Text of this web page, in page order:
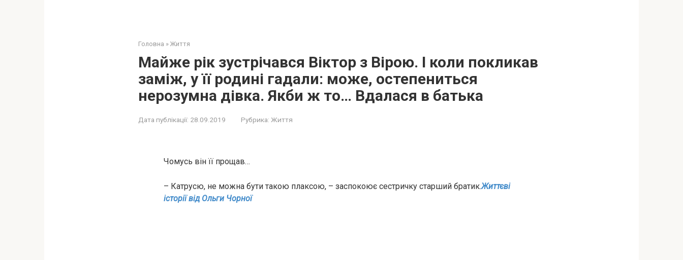
Головна » Життя
Майже рік зустрічався Віктор з Вірою. І коли покликав
заміж, у її родині гадали: може, остепениться
нерозумна дівка. Якби ж то… Вдалася в батька
Дата публікації: 28.09.2019 Рубрика: Життя
Чомусь він її прощав…
– Катрусю, не можна бути такою плаксою, – заспокоює сестричку старший братик.Життєві
історії від Ольги Чорної